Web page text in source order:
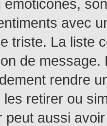
émoticônes,
avec
triste. La liste
de
rendre
retirer ou
peut aussi